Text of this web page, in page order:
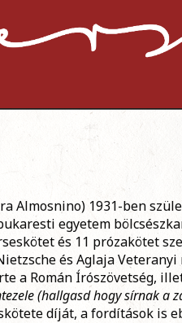
Almosnino) 1931-ben sz
egyetem
és 11 prózakötet
és Aglaja
a Román Írószövetség,
(hallgasd hogy sírnak a
díját, a fordítások is